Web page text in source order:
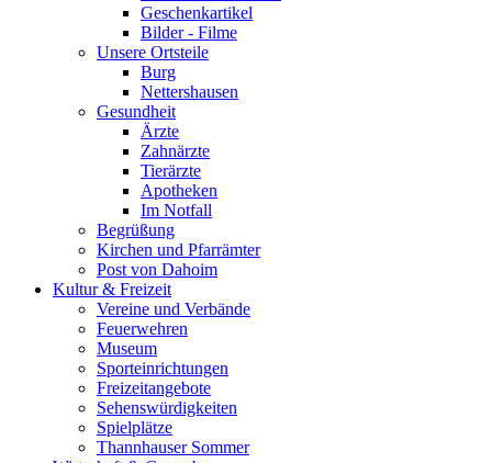
Geschenkartikel
Bilder - Filme
Unsere Ortsteile
Burg
Nettershausen
Gesundheit
Ärzte
Zahnärzte
Tierärzte
Apotheken
Im Notfall
Begrüßung
Kirchen und Pfarrämter
Post von Dahoim
Kultur & Freizeit
Vereine und Verbände
Feuerwehren
Museum
Sporteinrichtungen
Freizeitangebote
Sehenswürdigkeiten
Spielplätze
Thannhauser Sommer